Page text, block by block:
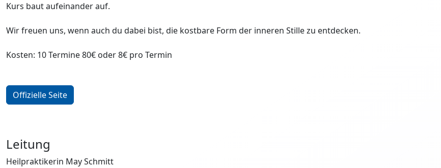
Kurs baut aufeinander auf.
Wir freuen uns, wenn auch du dabei bist, die kostbare Form der inneren Stille zu entdecken.
Kosten: 10 Termine 80€ oder 8€ pro Termin
Offizielle Seite
Leitung
Heilpraktikerin May Schmitt